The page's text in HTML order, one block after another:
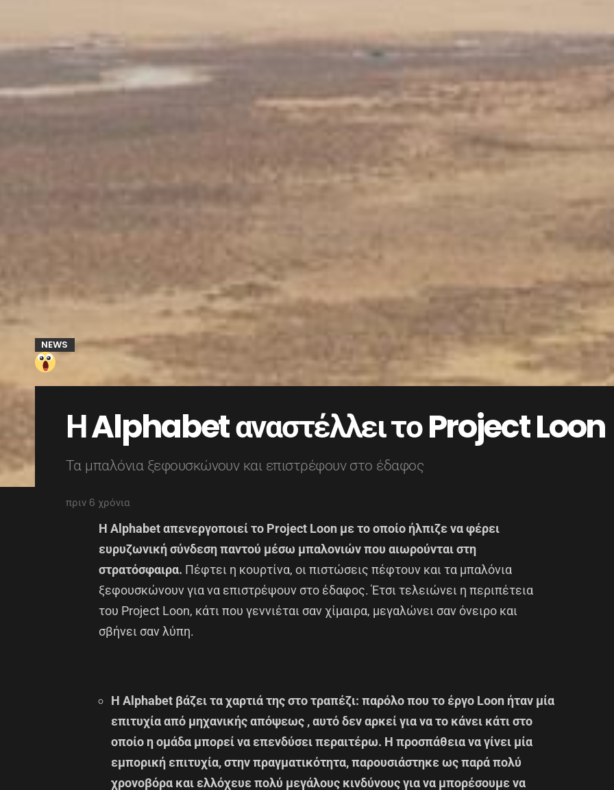
NEWS
Η Alphabet αναστέλλει το Project Loon
Τα μπαλόνια ξεφουσκώνουν και επιστρέφουν στο έδαφος
πριν 6 χρόνια
Η Alphabet απενεργοποιεί το Project Loon με το οποίο ήλπιζε να φέρει
ευρυζωνική σύνδεση παντού μέσω μπαλονιών που αιωρούνται στη
στρατόσφαιρα. Πέφτει η κουρτίνα, οι πιστώσεις πέφτουν και τα μπαλόνια
ξεφουσκώνουν για να επιστρέψουν στο έδαφος. Έτσι τελειώνει η περιπέτεια
του Project Loon, κάτι που γεννιέται σαν χίμαιρα, μεγαλώνει σαν όνειρο και
σβήνει σαν λύπη.
Η Alphabet βάζει τα χαρτιά της στο τραπέζι: παρόλο που το έργο Loon ήταν μία
επιτυχία από μηχανικής απόψεως , αυτό δεν αρκεί για να το κάνει κάτι στο
οποίο η ομάδα μπορεί να επενδύσει περαιτέρω. Η προσπάθεια να γίνει μία
εμπορική επιτυχία, στην πραγματικότητα, παρουσιάστηκε ως παρά πολύ
χρονοβόρα και ελλόχευε πολύ μεγάλους κινδύνους για να μπορέσουμε να